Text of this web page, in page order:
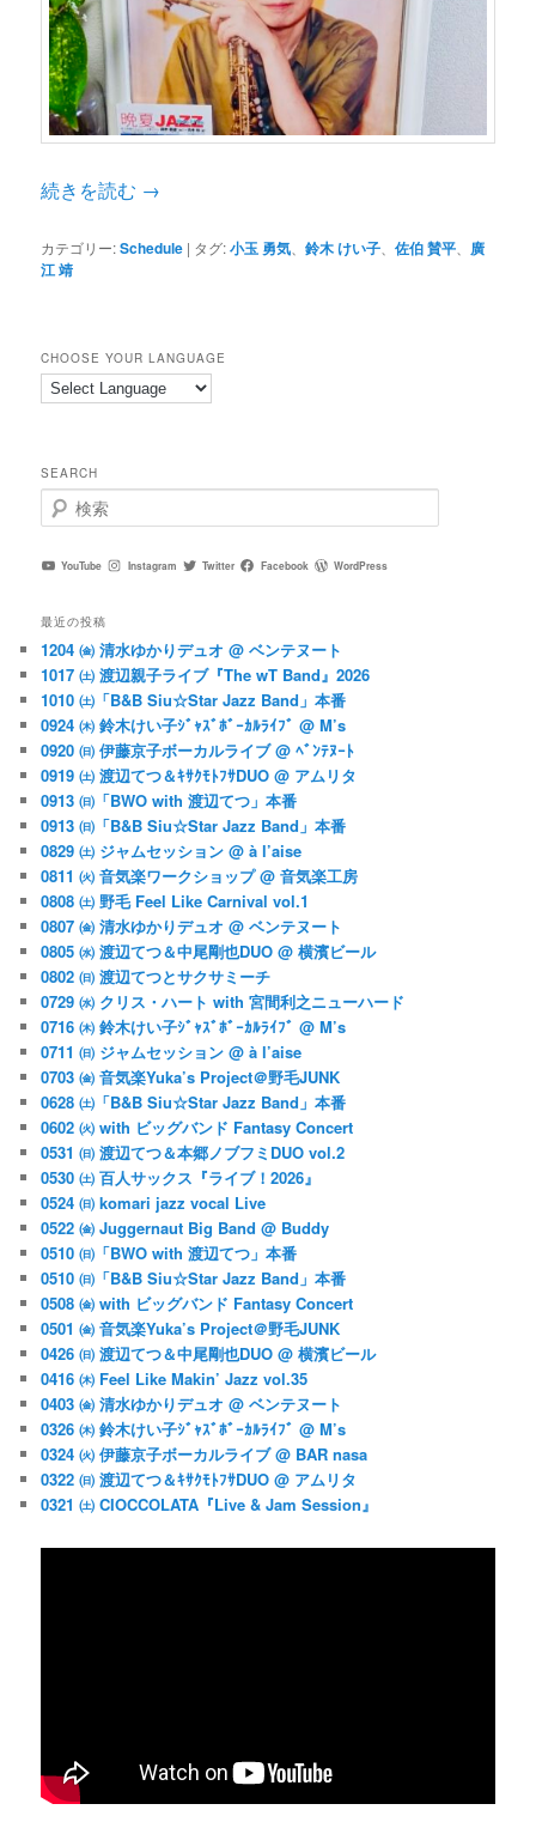
へ
移
動
移
動
続きを読む →
カテゴリー:Schedule | タグ:小玉 勇気 、鈴木 けい子 、佐伯 賛平
廣
江 靖
CHOOSE YOUR LANGUAGE
SEARCH
検
索
YouTube Instagram Twitter Facebook WordPress
最近の投稿
1204 ㈮ 清水ゆかりデュオ @ ベンテヌート
1017 ㈯ 渡辺親子ライブ『The wT Band』2026
1010 ㈯「B&B Siu☆Star Jazz Band」本番
0924 ㈭ 鈴木けい子ｼﾞｬｽﾞﾎﾞｰｶﾙﾗｲﾌﾞ @ M’s
0920 ㈰ 伊藤京子ボーカルライブ @ ﾍﾞﾝﾃﾇｰﾄ
0919 ㈯ 渡辺てつ＆ｷｻｸﾓﾄﾌｻDUO @ アムリタ
0913 ㈰「BWO with 渡辺てつ」本番
0913 ㈰「B&B Siu☆Star Jazz Band」本番
0829 ㈯ ジャムセッション @ à l’aise
0811 ㈫ 音気楽ワークショップ @ 音気楽工房
0808 ㈯ 野毛 Feel Like Carnival vol.1
0807 ㈮ 清水ゆかりデュオ @ ベンテヌート
0805 ㈬ 渡辺てつ＆中尾剛也DUO @ 横濱ビール
0802 ㈰ 渡辺てつとサクサミーチ
0729 ㈬ クリス・ハート with 宮間利之ニューハード
0716 ㈭ 鈴木けい子ｼﾞｬｽﾞﾎﾞｰｶﾙﾗｲﾌﾞ @ M’s
0711 ㈰ ジャムセッション @ à l’aise
0703 ㈮ 音気楽Yuka’s Project＠野毛JUNK
0628 ㈯「B&B Siu☆Star Jazz Band」本番
0602 ㈫ with ビッグバンド Fantasy Concert
0531 ㈰ 渡辺てつ＆本郷ノブフミDUO vol.2
0530 ㈯ 百人サックス『ライブ！2026』
0524 ㈰ komari jazz vocal Live
0522 ㈮ Juggernaut Big Band @ Buddy
0510 ㈰「BWO with 渡辺てつ」本番
0510 ㈰「B&B Siu☆Star Jazz Band」本番
0508 ㈮ with ビッグバンド Fantasy Concert
0501 ㈮ 音気楽Yuka’s Project＠野毛JUNK
0426 ㈰ 渡辺てつ＆中尾剛也DUO @ 横濱ビール
0416 ㈭ Feel Like Makin’ Jazz vol.35
0403 ㈮ 清水ゆかりデュオ @ ベンテヌート
0326 ㈭ 鈴木けい子ｼﾞｬｽﾞﾎﾞｰｶﾙﾗｲﾌﾞ @ M’s
0324 ㈫ 伊藤京子ボーカルライブ @ BAR nasa
0322 ㈰ 渡辺てつ＆ｷｻｸﾓﾄﾌｻDUO @ アムリタ
0321 ㈯ CIOCCOLATA『Live & Jam Session』